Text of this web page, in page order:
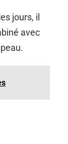
jours, il
avec